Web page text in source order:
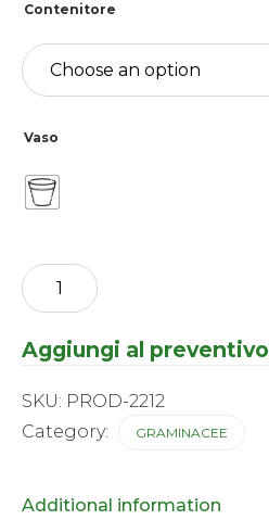
Contenitore
Vaso
Miscanthus
-
sinensis
Breeze
Aggiungi al preventivo
SKU: PROD-2212
Category:
GRAMINACEE
Additional information